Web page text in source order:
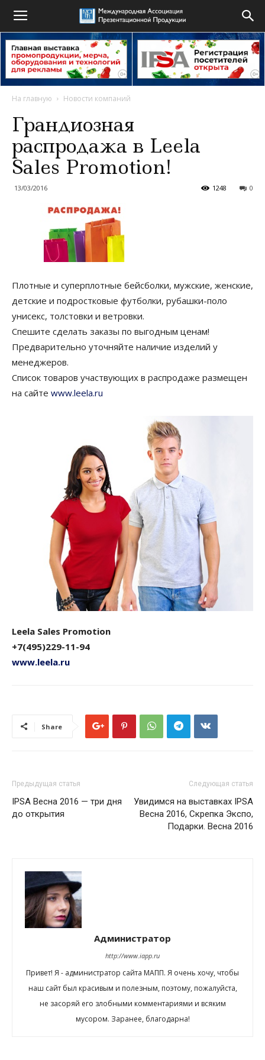
На главную Новости компаний
Грандиозная
распродажа в Leela
Sales Promotion!
13/03/2016 0
1248
Плотные и суперплотные бейсболки, мужские, женские,
детские и подростковые футболки, рубашки-поло
унисекс, толстовки и ветровки.
Спешите сделать заказы по выгодным ценам!
Предварительно уточняйте наличие изделий у
менеджеров.
Список товаров участвующих в распродаже размещен
на сайте www.leela.ru
Leela Sales Promotion
+7(495)229-11-94
www.leela.ru
Share
Предыдущая статья
IPSA Весна 2016 — три дня
до открытия
Следующая статья
Увидимся на выставках IPSA
Весна 2016, Скрепка Экспо,
Подарки. Весна 2016
Администратор
http://www.iapp.ru
Привет! Я - администратор сайта МАПП. Я очень хочу, чтобы
наш сайт был красивым и полезным, поэтому, пожалуйста,
не засоряй его злобными комментариями и всяким
мусором. Заранее, благодарна!